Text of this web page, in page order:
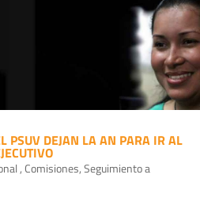
PSUV DEJAN LA AN PARA IR AL
,Comisiones,Seguimiento a